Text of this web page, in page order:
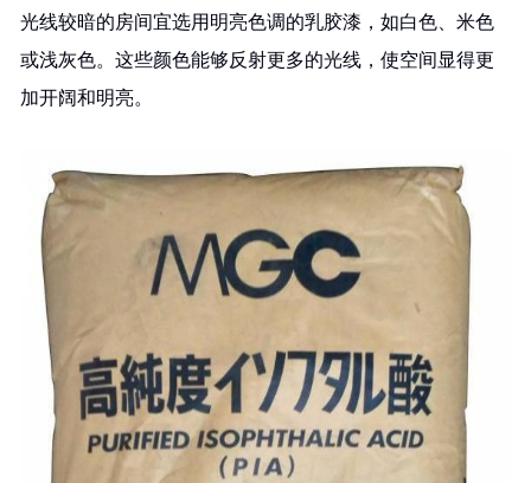
光线较暗的房间宜选用明亮色调的乳胶漆，如白色、米色
或浅灰色。这些颜色能够反射更多的光线，使空间显得更
加开阔和明亮。